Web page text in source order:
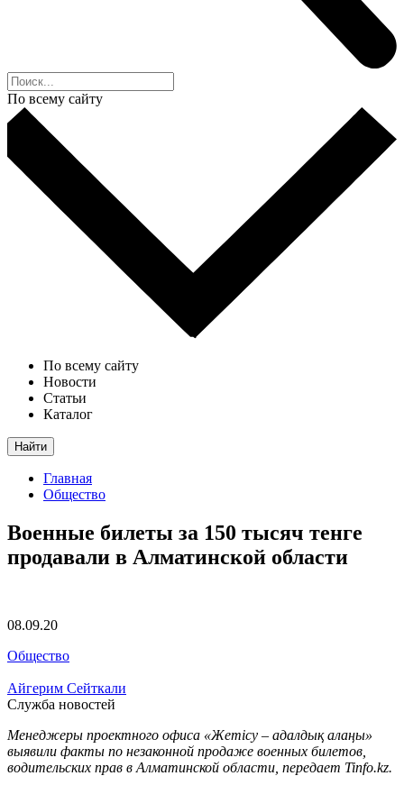
По всему сайту
По всему сайту
Новости
Статьи
Каталог
Найти
Главная
Общество
Военные билеты за 150 тысяч тенге
продавали в Алматинской области
08.09.20
Общество
Айгерим Сейткали
Служба новостей
Менеджеры проектного офиса «Жетісу – адалдық алаңы»
выявили факты по незаконной продаже военных билетов,
водительских прав в Алматинской области, передает Tinfo.kz.